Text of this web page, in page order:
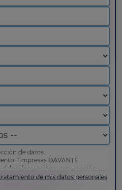
de datos:
Empresas DAVANTE
de información y prospección
y suprimir sus datos, así
de mis datos personales